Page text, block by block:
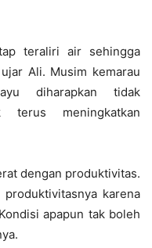
teraliri air sehingga
Ali. Musim kemarau
diharapkan tidak
meningkatkan
dengan produktivitas.
karena
apapun tak boleh